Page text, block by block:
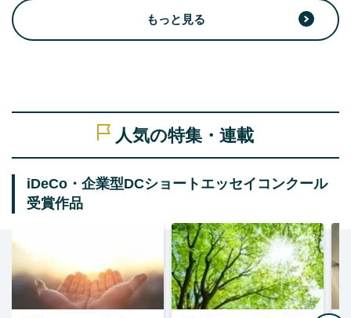
もっと見る
人気の特集・連載
iDeCo・企業型DCショートエッセイコンクール
受賞作品